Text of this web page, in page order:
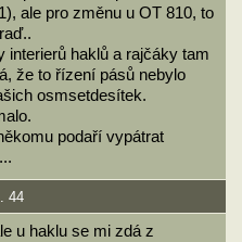
ale pro změnu u OT 810, to
interierů haklů a rajčáky tam
že to řízení pásů nebylo
osmsetdesítek.
podaří vypátrat
44
u haklu se mi zdá z